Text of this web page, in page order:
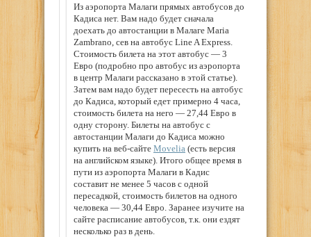
Из аэропорта Малаги прямых автобусов до
Кадиса нет. Вам надо будет сначала
доехать до автостанции в Малаге Maria
Zambrano, сев на автобус Line A Express.
Стоимость билета на этот автобус — 3
Евро (подробно про автобус из аэропорта
в центр Малаги рассказано в этой статье).
Затем вам надо будет пересесть на автобус
до Кадиса, который едет примерно 4 часа,
стоимость билета на него — 27,44 Евро в
одну сторону. Билеты на автобус с
автостанции Малаги до Кадиса можно
купить на веб-сайте Movelia (есть версия
на английском языке). Итого общее время в
пути из аэропорта Малаги в Кадис
составит не менее 5 часов с одной
пересадкой, стоимость билетов на одного
человека — 30,44 Евро. Заранее изучите на
сайте расписание автобусов, т.к. они ездят
несколько раз в день.